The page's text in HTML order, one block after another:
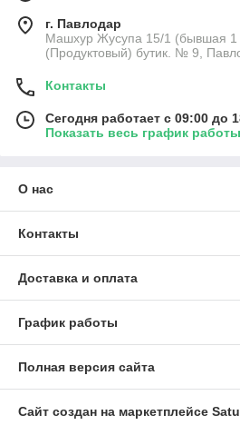
г. Павлодар
Машхур Жусупа 15/1 (бывшая
(Продуктовый) бутик. № 9,
Контакты
Сегодня работает с 09:00 до
Показать весь график работы
О нас
Контакты
Доставка и оплата
График работы
Полная версия сайта
Сайт создан на маркетплейсе